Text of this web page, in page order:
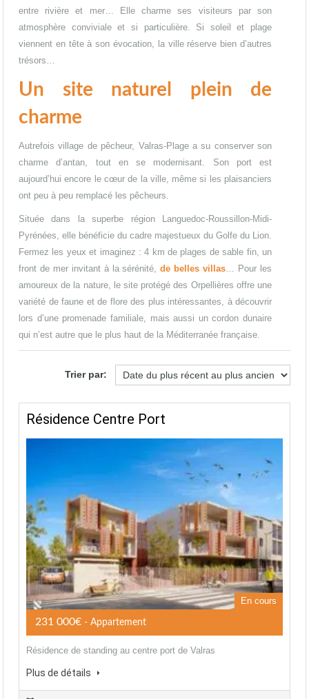
entre rivière et mer… Elle charme ses visiteurs par son
atmosphère conviviale et si particulière. Si soleil et plage
viennent en tête à son évocation, la ville réserve bien d’autres
trésors…
Un site naturel plein de
charme
Autrefois village de pêcheur, Valras-Plage a su conserver son
charme d’antan, tout en se modernisant. Son port est
aujourd’hui encore le cœur de la ville, même si les plaisanciers
ont peu à peu remplacé les pêcheurs.
Située dans la superbe région Languedoc-Roussillon-Midi-
Pyrénées, elle bénéficie du cadre majestueux du Golfe du Lion.
Fermez les yeux et imaginez : 4 km de plages de sable fin, un
front de mer invitant à la sérénité,de belles villas … Pour les
amoureux de la nature, le site protégé des Orpellières offre une
variété de faune et de flore des plus intéressantes, à découvrir
lors d’une promenade familiale, mais aussi un cordon dunaire
qui n’est autre que le plus haut de la Méditerranée française.
Trier par:
Résidence Centre Port
En cours
231 000€ - Appartement
Résidence de standing au centre port de Valras
Plus de détails